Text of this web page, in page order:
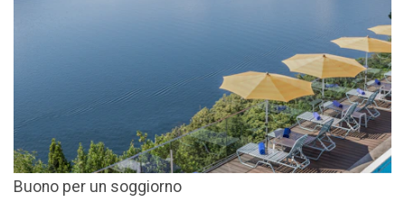
Buono per un soggiorno